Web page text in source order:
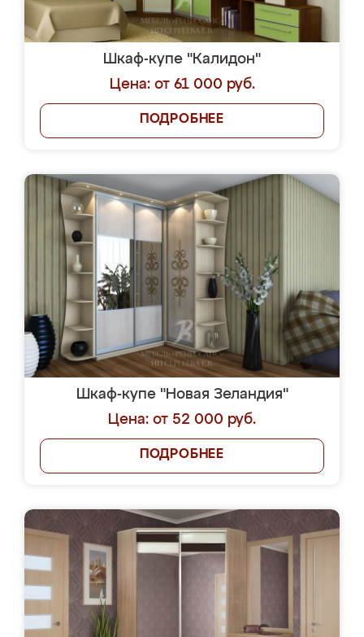
Шкаф-купе "Калидон"
Цена: от 61 000 руб.
ПОДРОБНЕЕ
Шкаф-купе "Новая Зеландия"
Цена: от 52 000 руб.
ПОДРОБНЕЕ